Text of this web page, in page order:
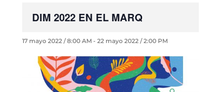
DIM 2022 EN EL MARQ
17 mayo 2022 / 8:00 AM- 22 mayo 2022 / 2:00 PM